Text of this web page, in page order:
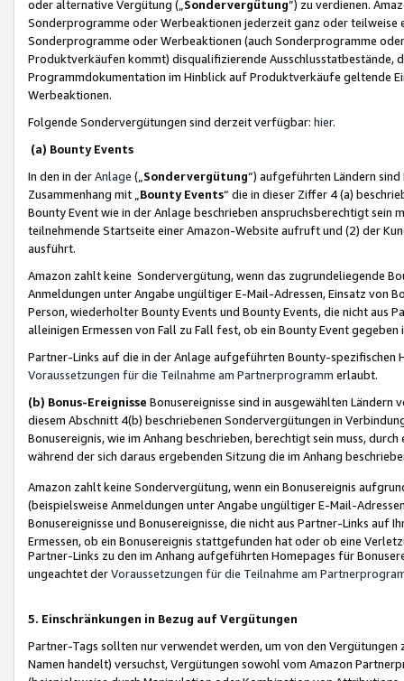
oder alternative Vergütung („ Sondervergütung”) zu verdienen.
Sonderprogramme oder Werbeaktionen jederzeit ganz oder
Sonderprogramme oder Werbeaktionen (auch Sonderprogramme
Produktverkäufen kommt) disqualifizierende Ausschlusstatbestände,
Programmdokumentation im Hinblick auf Produktverkäufe geltende
Werbeaktionen.
Folgende Sondervergütungen sind derzeit verfügbar: hier.
(a) Bounty Events
In den in derAnlage („ Sondervergütung“) aufgeführten Ländern
Zusammenhang mit „ Bounty Events“ die in dieser Ziffer 4 (a)
Bounty Event wie in der Anlage beschrieben anspruchsberechtigt sein
teilnehmende Startseite einer Amazon-Website aufruft und (2) der
ausführt.
Amazon zahlt keine Sondervergütung, wenn das zugrundeliegende
Anmeldungen unter Angabe ungültiger E-Mail-Adressen, Einsatz von
Person, wiederholter Bounty Events und Bounty Events, die nicht
alleinigen Ermessen von Fall zu Fall fest, ob ein Bounty Event
Partner-Links auf die in der Anlage aufgeführten Bounty-spezifischen
Voraussetzungen für die Teilnahme am Partnerprogramm erlaubt.
(b) Bonus-Ereignisse Bonusereignisse sind in ausgewählten Ländern
diesem Abschnitt 4(b) beschriebenen Sondervergütungen in
Bonusereignis, wie im Anhang beschrieben, berechtigt sein muss,
während der sich daraus ergebenden Sitzung die im Anhang
Amazon zahlt keine Sondervergütung, wenn ein Bonusereignis
(beispielsweise Anmeldungen unter Angabe ungültiger E-Mail-
Bonusereignisse und Bonusereignisse, die nicht aus Partner-Links auf
Ermessen, ob ein Bonusereignis stattgefunden hat oder ob eine
Partner-Links zu den im Anhang aufgeführten Homepages für
ungeachtet derVoraussetzungen für die Teilnahme am
5. Einschränkungen in Bezug auf Vergütungen
Partner-Tags sollten nur verwendet werden, um von den
Namen handelt) versuchst, Vergütungen sowohl vom Amazon